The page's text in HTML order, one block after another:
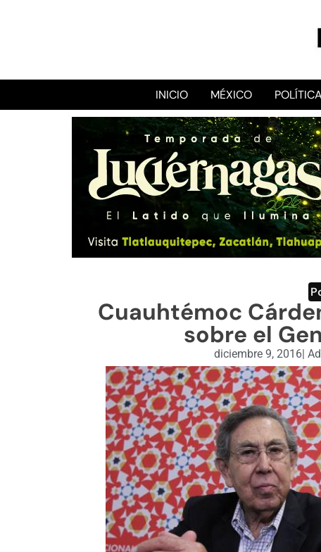
INICIO MÉXICO POLÍTICA
Cuauhtémoc
sobre el
diciembre 9, 2016|